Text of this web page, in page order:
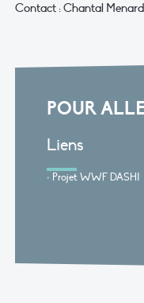
Contact : Chantal
POUR
Liens
Projet WWF DASHI